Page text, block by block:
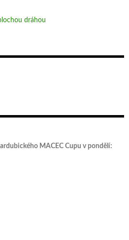
dráhou
MACEC Cupu v pondělí: